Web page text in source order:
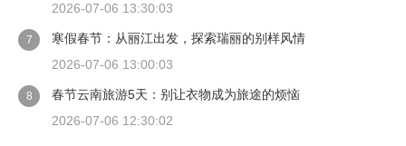
2026-07-06 13:30:03
7
寒假春节：从丽江出发，探索瑞丽的别样风情
2026-07-06 13:00:03
8
春节云南旅游5天：别让衣物成为旅途的烦恼
2026-07-06 12:30:02